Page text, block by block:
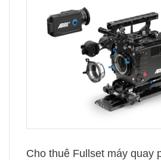
Cho thuê Fullset máy quay